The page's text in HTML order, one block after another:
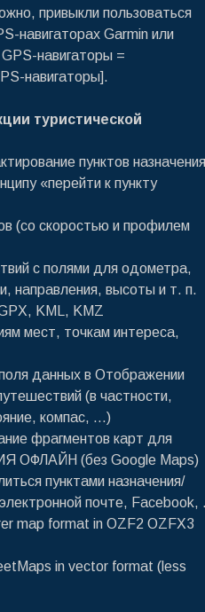
привыкли пользоваться
навигаторах Garmin или
навигаторы =
навигаторы].
туристической
пунктов назначения
«перейти к пункту
(со скоростью и профилем
с полями для одометра,
направления, высоты и т. п.
KML, KMZ
мест, точкам интереса,
данных в Отображении
(в частности,
компас, …)
фрагментов карт для
ОФЛАЙН (без Google Maps)
пунктами назначения/
почте, Facebook,
map format in OZF2 OZFX3
in vector format (less